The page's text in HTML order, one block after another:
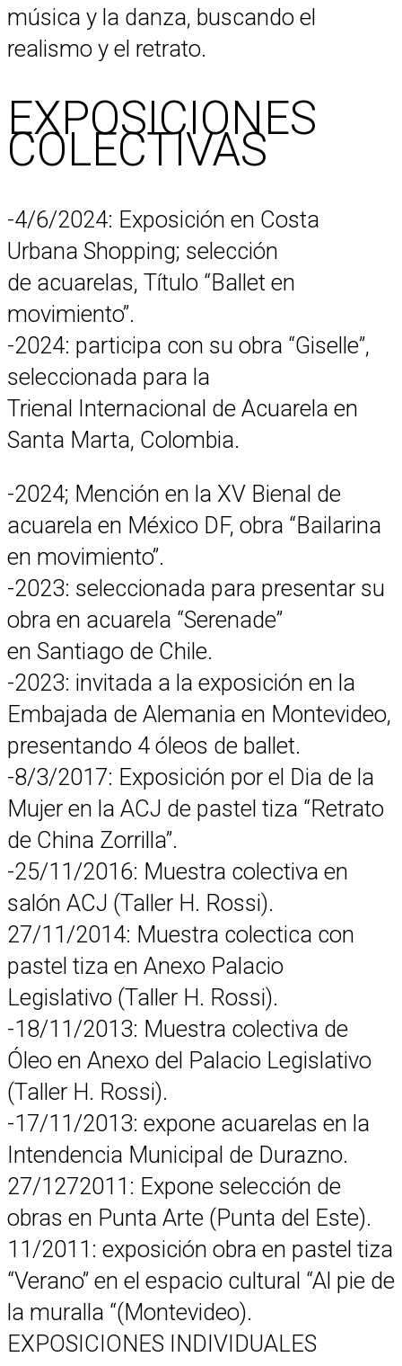
música y la danza, buscando el
realismo y el retrato.
EXPOSICIONES
COLECTIVAS
-4/6/2024: Exposición en Costa
Urbana Shopping; selección
de acuarelas, Título “Ballet en
movimiento”.
-2024: participa con su obra “Giselle”,
seleccionada para la
Trienal Internacional de Acuarela en
Santa Marta, Colombia.
-2024; Mención en la XV Bienal de
acuarela en México DF, obra “Bailarina
en movimiento”.
-2023: seleccionada para presentar su
obra en acuarela “Serenade”
en Santiago de Chile.
-2023: invitada a la exposición en la
Embajada de Alemania en Montevideo,
presentando 4 óleos de ballet.
-8/3/2017: Exposición por el Dia de la
Mujer en la ACJ de pastel tiza “Retrato
de China Zorrilla”.
-25/11/2016: Muestra colectiva en
salón ACJ (Taller H. Rossi).
27/11/2014: Muestra colectica con
pastel tiza en Anexo Palacio
Legislativo (Taller H. Rossi).
-18/11/2013: Muestra colectiva de
Óleo en Anexo del Palacio Legislativo
(Taller H. Rossi).
-17/11/2013: expone acuarelas en la
Intendencia Municipal de Durazno.
27/1272011: Expone selección de
obras en Punta Arte (Punta del Este).
11/2011: exposición obra en pastel tiza
“Verano” en el espacio cultural “Al pie de
la muralla “(Montevideo).
EXPOSICIONES INDIVIDUALES